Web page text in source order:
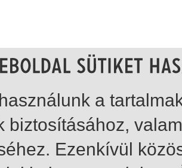
a
biztosításához,
Ezenkívül